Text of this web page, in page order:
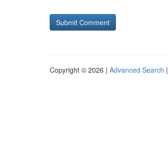
Copyright © 2026 | Advanced Search |